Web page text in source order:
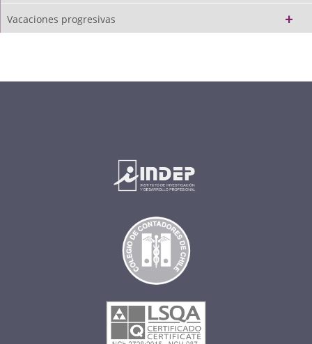
Vacaciones progresivas